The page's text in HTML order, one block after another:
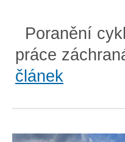
Poranění
práce
článek